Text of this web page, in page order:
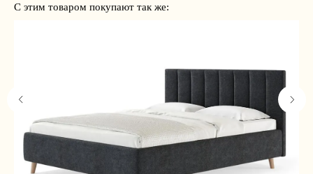
С этим товаром покупают так же: